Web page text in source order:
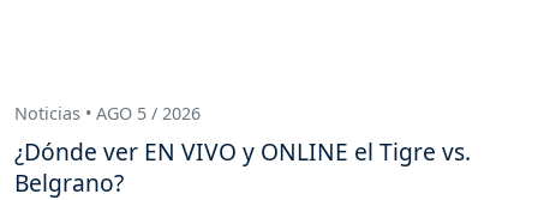
Noticias • AGO 5 / 2026
¿Dónde ver EN VIVO y ONLINE el Tigre vs.
Belgrano?